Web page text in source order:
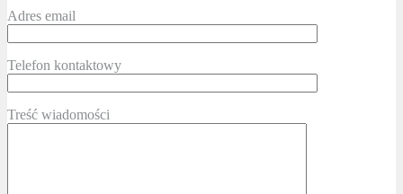
Adres email
Telefon kontaktowy
Treść wiadomości